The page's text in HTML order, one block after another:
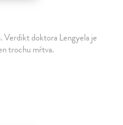
Verdikt doktora Lengyela je
trochu mŕtva.